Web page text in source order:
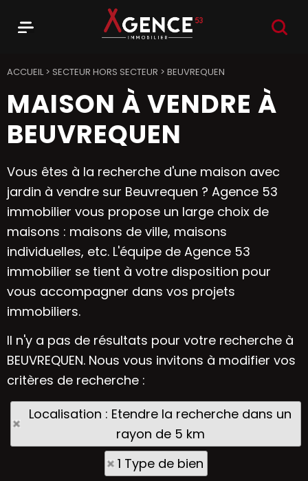
ACCUEIL> SECTEUR HORS SECTEUR > BEUVREQUEN
MAISON À VENDRE À
BEUVREQUEN
Vous êtes à la recherche d'une maison avec
jardin à vendre sur Beuvrequen ? Agence 53
immobilier vous propose un large choix de
maisons : maisons de ville, maisons
individuelles, etc. L'équipe de Agence 53
immobilier se tient à votre disposition pour
vous accompagner dans vos projets
immobiliers.
Il n'y a pas de résultats pour votre recherche à
BEUVREQUEN. Nous vous invitons à modifier vos
critères de recherche :
Localisation : Etendre la recherche dans un
rayon de 5 km
1 Type de bien